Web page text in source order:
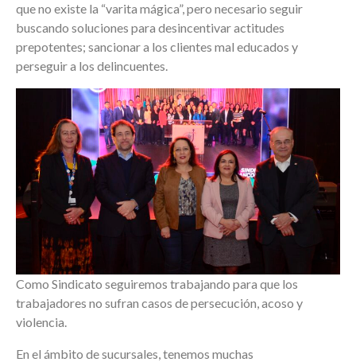
que no existe la “varita mágica”, pero necesario seguir
buscando soluciones para desincentivar actitudes
prepotentes; sancionar a los clientes mal educados y
perseguir a los delincuentes.
Como Sindicato seguiremos trabajando para que los
trabajadores no sufran casos de persecución, acoso y
violencia.
En el ámbito de sucursales, tenemos muchas